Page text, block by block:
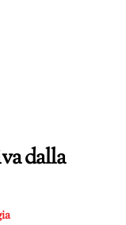
dalla